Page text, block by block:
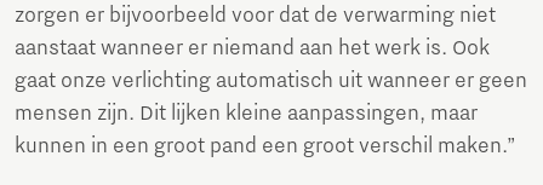
zorgen er bijvoorbeeld voor dat de verwarming niet
aanstaat wanneer er niemand aan het werk is. Ook
gaat onze verlichting automatisch uit wanneer er geen
mensen zijn. Dit lijken kleine aanpassingen, maar
kunnen in een groot pand een groot verschil maken.”